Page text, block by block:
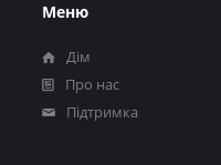
Меню
Дім
Про нас
Підтримка